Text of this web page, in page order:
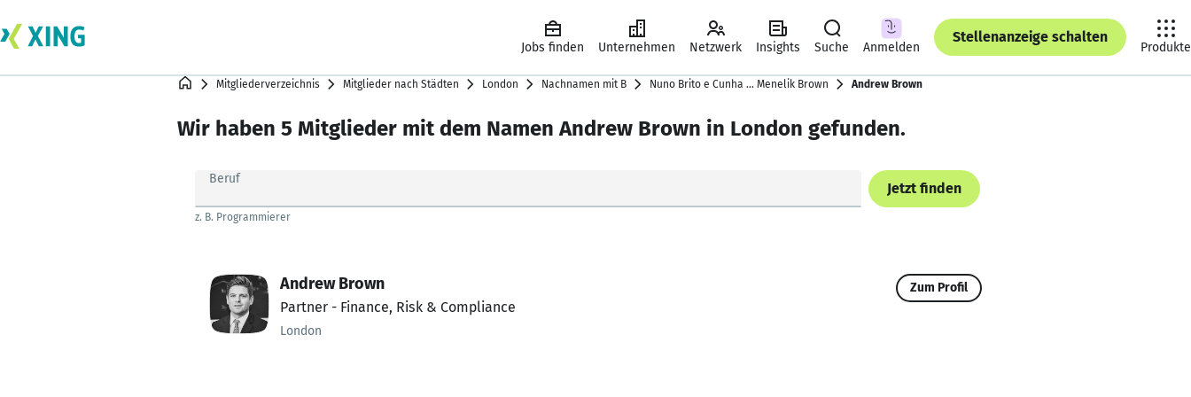
Jobs finden Unternehmen Netzwerk Insights Suche Anmelden
Stellenanzeige schalten
Produkte
Mitgliederverzeichnis Mitglieder nach Städten London Nachnamen mit B Nuno Brito e Cunha … Menelik Brown Andrew Brown
Wir haben 5 Mitglieder mit dem Namen Andrew Brown in London gefunden.
Beruf
z. B. Programmierer
Jetzt finden
Andrew Brown
Partner - Finance, Risk & Compliance
London
Zum Profil